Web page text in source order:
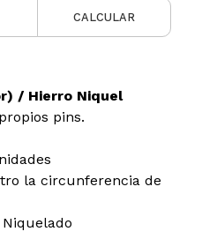
CALCULAR
/ Hierro Niquel
pins.
la circunferencia de